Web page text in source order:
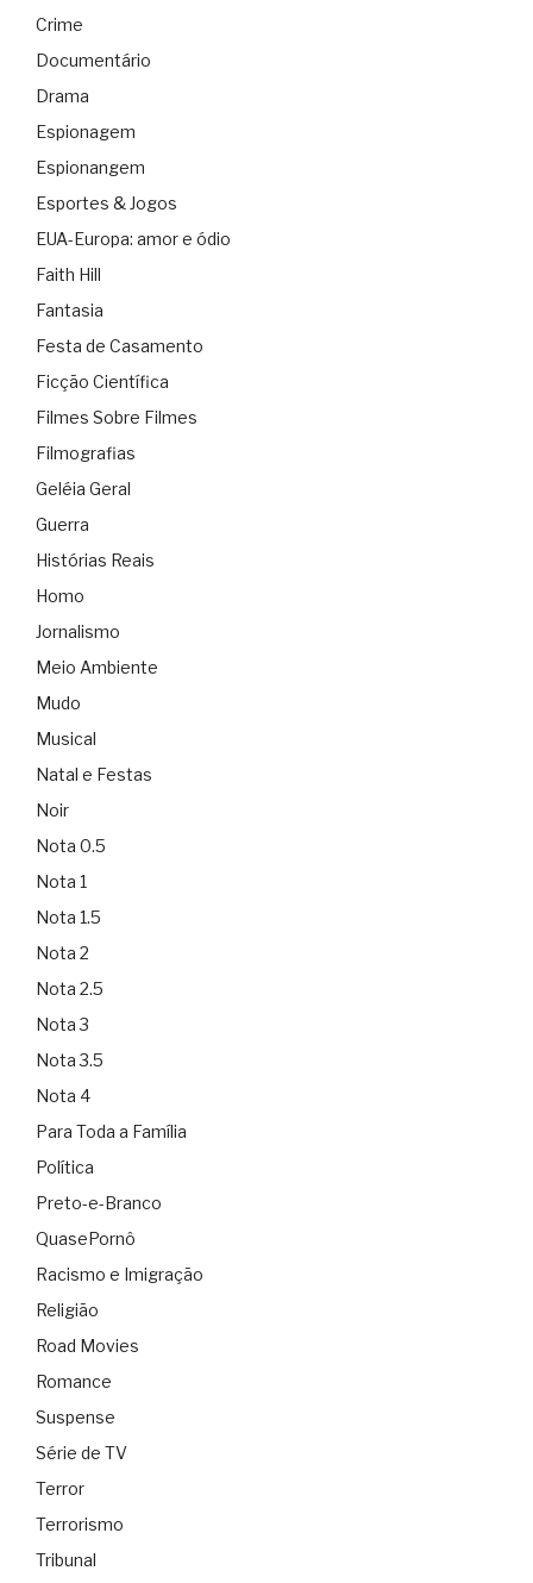
Crime
Documentário
Drama
Espionagem
Espionangem
Esportes & Jogos
EUA-Europa: amor e ódio
Faith Hill
Fantasia
Festa de Casamento
Ficção Científica
Filmes Sobre Filmes
Filmografias
Geléia Geral
Guerra
Histórias Reais
Homo
Jornalismo
Meio Ambiente
Mudo
Musical
Natal e Festas
Noir
Nota 0.5
Nota 1
Nota 1.5
Nota 2
Nota 2.5
Nota 3
Nota 3.5
Nota 4
Para Toda a Família
Política
Preto-e-Branco
QuasePornô
Racismo e Imigração
Religião
Road Movies
Romance
Suspense
Série de TV
Terror
Terrorismo
Tribunal